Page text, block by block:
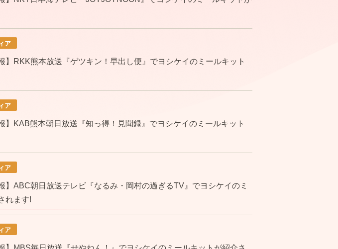
ア
】RKK熊本放送『ゲツキン！早出し便』でヨシケイのミールキット
ア
】KAB熊本朝日放送『知っ得！見聞録』でヨシケイのミールキット
ア
】ABC朝日放送テレビ『なるみ・岡村の過ぎるTV』でヨシケイのミ
れます!
ア